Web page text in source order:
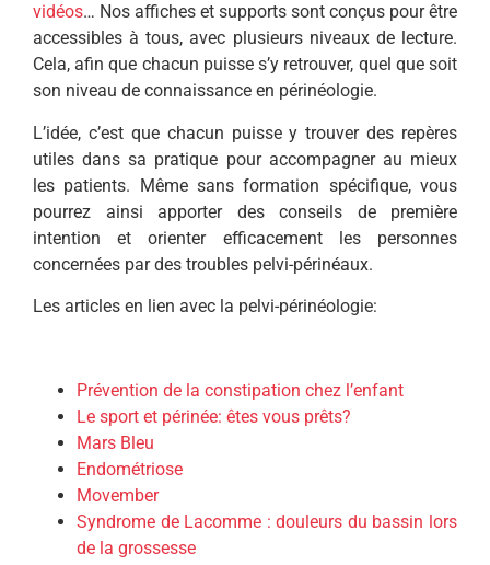
vidéos… Nos affiches et supports sont conçus pour être
accessibles à tous, avec plusieurs niveaux de lecture.
Cela, afin que chacun puisse s’y retrouver, quel que soit
son niveau de connaissance en périnéologie.
L’idée, c’est que chacun puisse y trouver des repères
utiles dans sa pratique pour accompagner au mieux
les patients. Même sans formation spécifique, vous
pourrez ainsi apporter des conseils de première
intention et orienter efficacement les personnes
concernées par des troubles pelvi-périnéaux.
Les articles en lien avec la pelvi-périnéologie:
Prévention de la constipation chez l’enfant
Le sport et périnée: êtes vous prêts?
Mars Bleu
Endométriose
Movember
Syndrome de Lacomme : douleurs du bassin lors
de la grossesse